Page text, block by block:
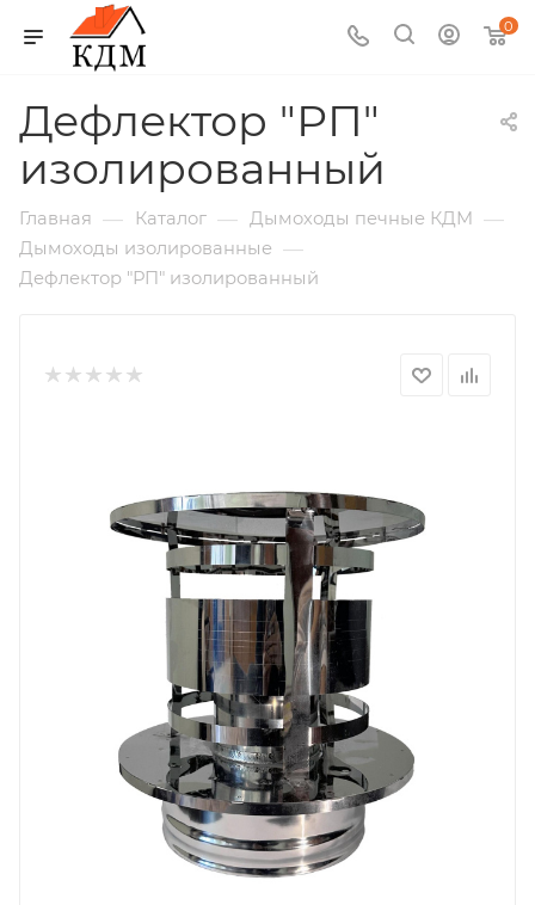
0
Дефлектор "РП"
изолированный
Главная — Каталог — Дымоходы печные КДМ —
Дымоходы изолированные —
Дефлектор "РП" изолированный